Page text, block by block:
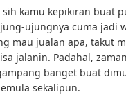
sih kamu kepikiran buat
ujungnya cuma jadi
mau jualan apa, takut
jalanin. Padahal,
banget buat
sekalipun.